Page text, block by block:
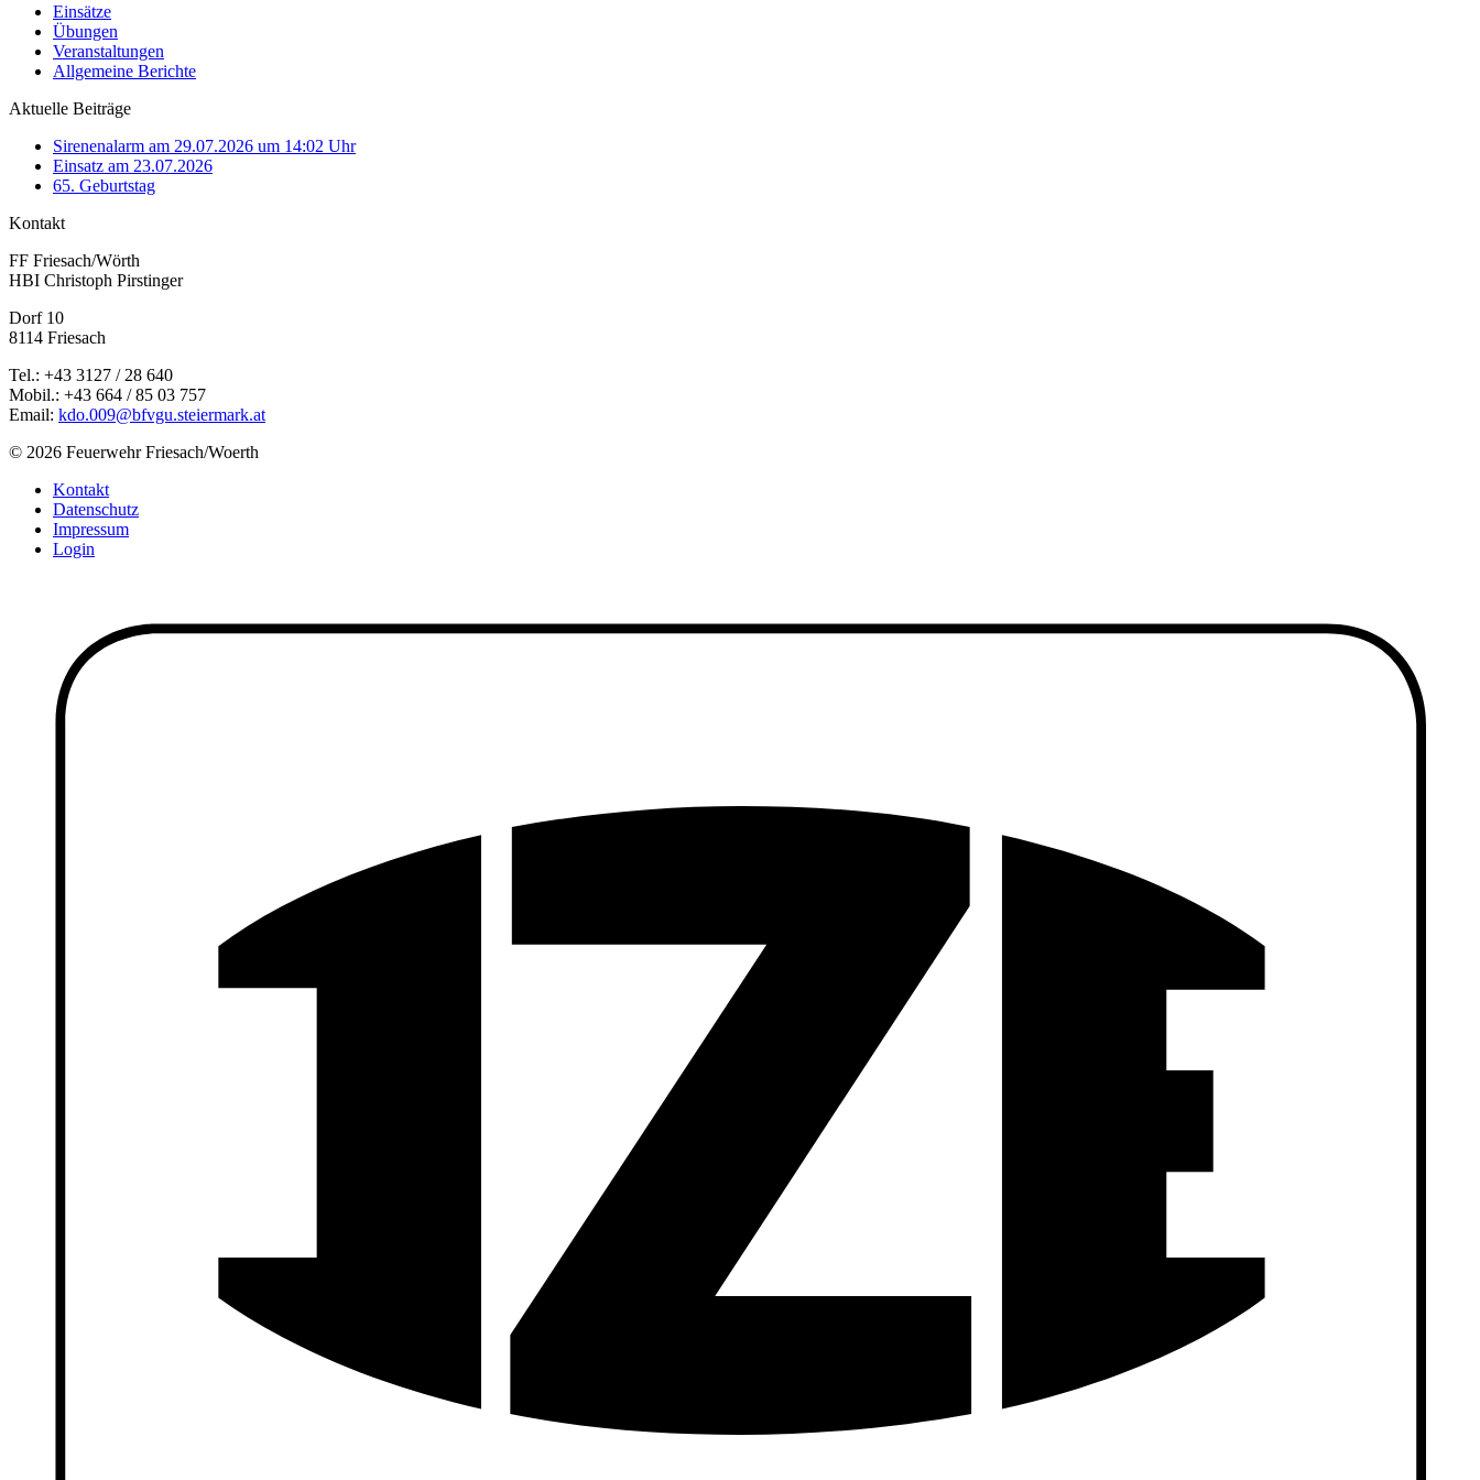
Einsätze
Übungen
Veranstaltungen
Allgemeine Berichte
Aktuelle Beiträge
Sirenenalarm am 29.07.2026 um 14:02 Uhr
Einsatz am 23.07.2026
65. Geburtstag
Kontakt
FF Friesach/Wörth
HBI Christoph Pirstinger
Dorf 10
8114 Friesach
Tel.: +43 3127 / 28 640
Mobil.: +43 664 / 85 03 757
Email: kdo.009@bfvgu.steiermark.at
© 2026 Feuerwehr Friesach/Woerth
Kontakt
Datenschutz
Impressum
Login